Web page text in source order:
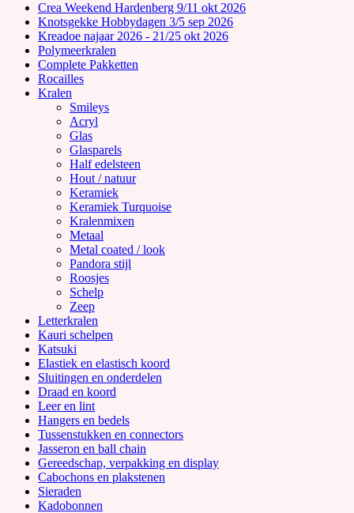
Crea Weekend Hardenberg 9/11 okt 2026
Knotsgekke Hobbydagen 3/5 sep 2026
Kreadoe najaar 2026 - 21/25 okt 2026
Polymeerkralen
Complete Pakketten
Rocailles
Kralen
Smileys
Acryl
Glas
Glasparels
Half edelsteen
Hout / natuur
Keramiek
Keramiek Turquoise
Kralenmixen
Metaal
Metal coated / look
Pandora stijl
Roosjes
Schelp
Zeep
Letterkralen
Kauri schelpen
Katsuki
Elastiek en elastisch koord
Sluitingen en onderdelen
Draad en koord
Leer en lint
Hangers en bedels
Tussenstukken en connectors
Jasseron en ball chain
Gereedschap, verpakking en display
Cabochons en plakstenen
Sieraden
Kadobonnen